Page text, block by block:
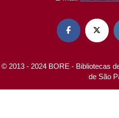
 
© 2013 - 2024 BORE - Bibliotecas
de São